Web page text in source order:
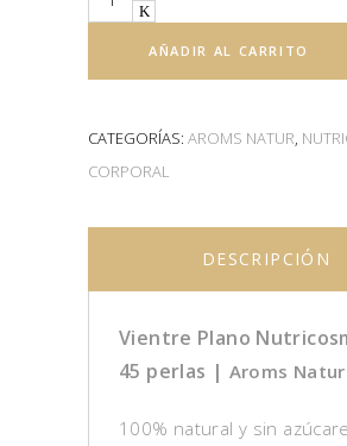
AÑADIR AL CARRITO
CATEGORÍAS: AROMS NATUR,
CORPORAL
DESCRIPCIÓN
Vientre Plano
45 perlas | Aroms Natur
100% natural y sin